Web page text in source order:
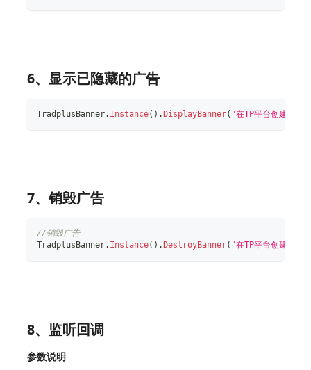
6、显示已隐藏的广告
TradplusBanner. Instance( ) .DisplayBanner( "在TP平台创建的广
7、销毁广告
//销毁广告
TradplusBanner. Instance( ) . DestroyBanner( "在TP平台创建的广
8、监听回调
参数说明